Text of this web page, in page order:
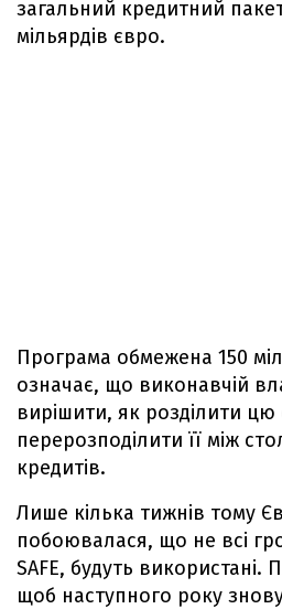
загальний кредитний
мільярдів євро.
Програма обмежена 150
означає, що виконавчій
вирішити, як розділити цю
перерозподілити її між
кредитів.
Лише кілька тижнів тому
побоювалася, що не всі
SAFE, будуть використані.
щоб наступного року